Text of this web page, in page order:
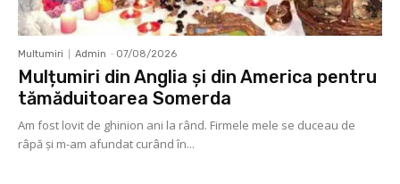
Multumiri Admin - 07/08/2026
Mulțumiri din Anglia și din America pentru
tămăduitoarea Somerda
Am fost lovit de ghinion ani la rând. Firmele mele se duceau de
râpă şi m-am afundat curând în...